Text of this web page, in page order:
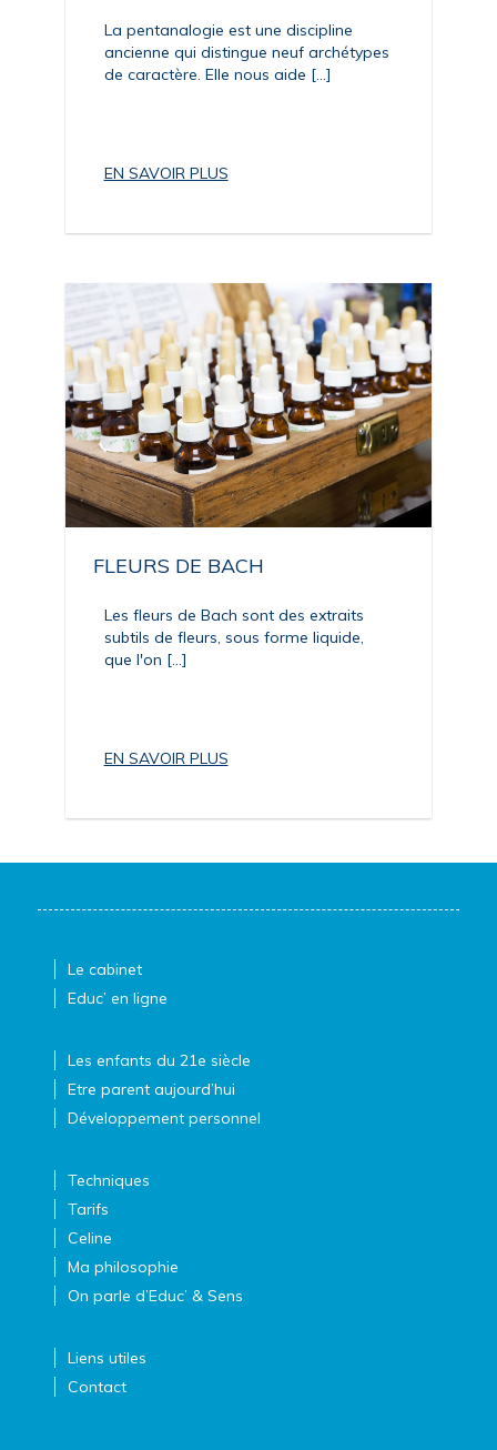
La pentanalogie est une discipline
ancienne qui distingue neuf archétypes
de caractère. Elle nous aide [...]
FLEURS DE BACH
Les fleurs de Bach sont des extraits
subtils de fleurs, sous forme liquide,
que l'on [...]
Le cabinet
Educ’ en ligne
Les enfants du 21e siècle
Etre parent aujourd’hui
Développement personnel
Techniques
Tarifs
Celine
Ma philosophie
On parle d’Educ’ & Sens
Liens utiles
Contact